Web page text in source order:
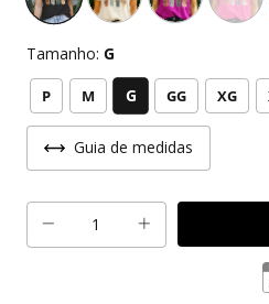
Tamanho: G
P M G GG XG
Guia de medidas